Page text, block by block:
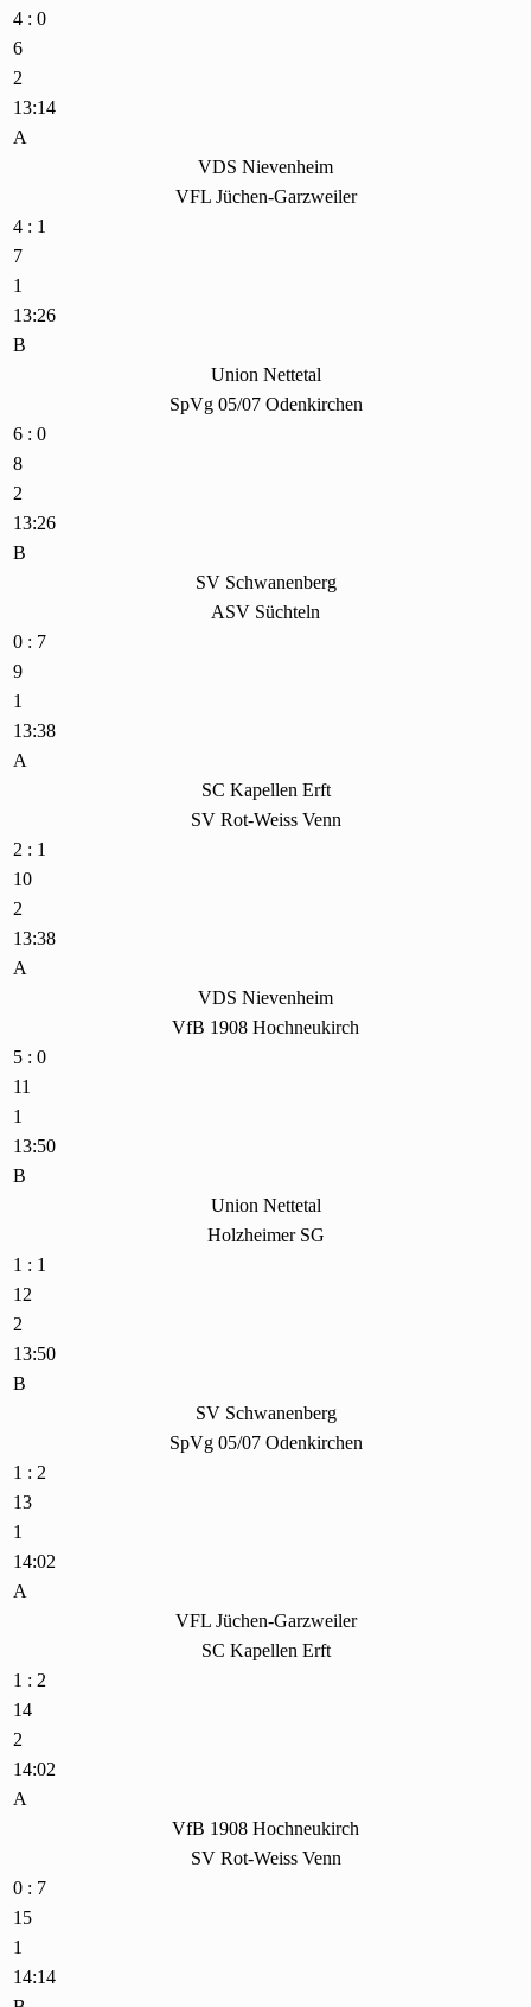
4 : 0
6
2
13:14
A
VDS Nievenheim
VFL Jüchen-Garzweiler
4 : 1
7
1
13:26
B
Union Nettetal
SpVg 05/07 Odenkirchen
6 : 0
8
2
13:26
B
SV Schwanenberg
ASV Süchteln
0 : 7
9
1
13:38
A
SC Kapellen Erft
SV Rot-Weiss Venn
2 : 1
10
2
13:38
A
VDS Nievenheim
VfB 1908 Hochneukirch
5 : 0
11
1
13:50
B
Union Nettetal
Holzheimer SG
1 : 1
12
2
13:50
B
SV Schwanenberg
SpVg 05/07 Odenkirchen
1 : 2
13
1
14:02
A
VFL Jüchen-Garzweiler
SC Kapellen Erft
1 : 2
14
2
14:02
A
VfB 1908 Hochneukirch
SV Rot-Weiss Venn
0 : 7
15
1
14:14